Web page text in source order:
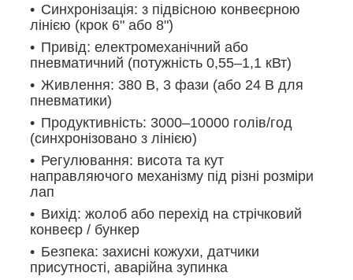
Синхронізація: з підвісною конвеєрною
лінією (крок 6" або 8")
Привід: електромеханічний або
пневматичний (потужність 0,55–1,1 кВт)
Живлення: 380 В, 3 фази (або 24 В для
пневматики)
Продуктивність: 3000–10000 голів/год
(синхронізовано з лінією)
Регулювання: висота та кут
направляючого механізму під різні розміри
лап
Вихід: жолоб або перехід на стрічковий
конвеєр / бункер
Безпека: захисні кожухи, датчики
присутності, аварійна зупинка